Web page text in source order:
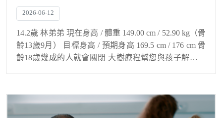
2026-06-12
14.2歲 林弟弟 現在身高 / 體重 149.00 cm / 52.90 kg（骨
齡13歲9月） 目標身高 / 預期身高 169.5 cm / 176 cm 骨
齡18歲幾成的人就會關閉 大樹療程幫您與孩子解決身